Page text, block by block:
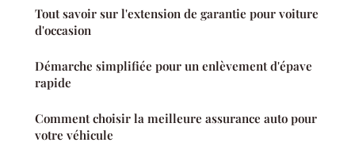
Tout savoir sur l'extension de garantie pour voiture
d'occasion
Démarche simplifiée pour un enlèvement d'épave
rapide
Comment choisir la meilleure assurance auto pour
votre véhicule